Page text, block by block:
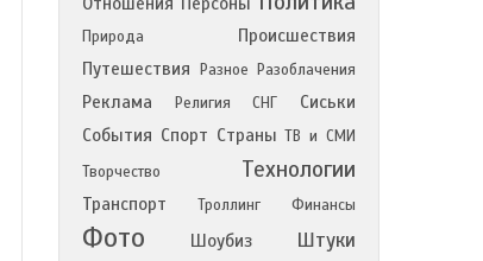
Природа
Происшествия
Путешествия
Разное Разоблачения
Реклама Религия СНГ
Сиськи
События Спорт Страны ТВ и СМИ
Творчество
Технологии
Транспорт Троллинг Финансы
Фото Шоубиз Штуки